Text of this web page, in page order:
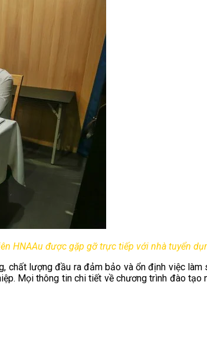
HNAAu được gặp gỡ trực tiếp với nhà tuyển
chất lượng đầu ra đảm bảo và ổn định việc
Mọi thông tin chi tiết về chương trình đào